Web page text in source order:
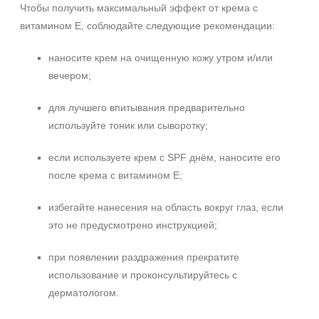
Чтобы получить максимальный эффект от крема с
витамином E, соблюдайте следующие рекомендации:
наносите крем на очищенную кожу утром и/или
вечером;
для лучшего впитывания предварительно
используйте тоник или сыворотку;
если используете крем с SPF днём, наносите его
после крема с витамином E;
избегайте нанесения на область вокруг глаз, если
это не предусмотрено инструкцией;
при появлении раздражения прекратите
использование и проконсультируйтесь с
дерматологом.